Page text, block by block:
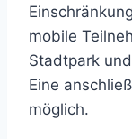
mobile
Stadtpark
Eine
möglich.